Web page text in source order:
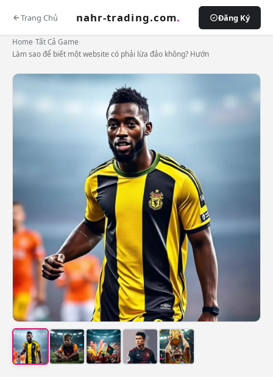
Trang Chủ nahr-trading.com. Đăng Ký
Home Tất Cả Game
Làm sao để biết một website có phải lừa đảo không? Hướn